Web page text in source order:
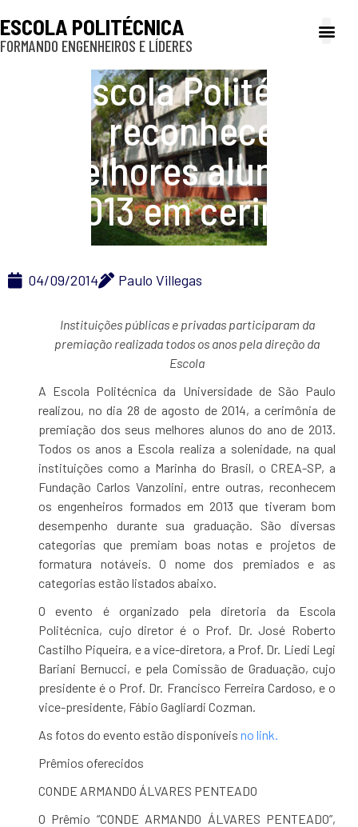
ESCOLA POLITÉCNICA
FORMANDO ENGENHEIROS E LÍDERES
Escola Politécnica
reconhece seus
melhores alunos de
2013 em cerimônia
04/09/2014 Paulo Villegas
Instituições públicas e privadas participaram da
premiação realizada todos os anos pela direção da
Escola
A Escola Politécnica da Universidade de São Paulo
realizou, no dia 28 de agosto de 2014, a cerimônia de
premiação dos seus melhores alunos do ano de 2013.
Todos os anos a Escola realiza a solenidade, na qual
instituições como a Marinha do Brasil, o CREA-SP, a
Fundação Carlos Vanzolini, entre outras, reconhecem
os engenheiros formados em 2013 que tiveram bom
desempenho durante sua graduação. São diversas
categorias que premiam boas notas e projetos de
formatura notáveis. O nome dos premiados e as
categorias estão listados abaixo.
O evento é organizado pela diretoria da Escola
Politécnica, cujo diretor é o Prof. Dr. José Roberto
Castilho Piqueira, e a vice-diretora, a Prof. Dr. Liedi Legi
Bariani Bernucci, e pela Comissão de Graduação, cujo
presidente é o Prof. Dr. Francisco Ferreira Cardoso, e o
vice-presidente, Fábio Gagliardi Cozman.
As fotos do evento estão disponíveisno link.
Prêmios oferecidos
CONDE ARMANDO ÁLVARES PENTEADO
O Prêmio “CONDE ARMANDO ÁLVARES PENTEADO”,